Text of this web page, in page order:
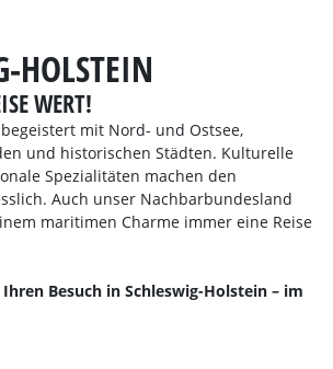
HOLSTEIN
WERT!
mit Nord- und Ostsee,
und historischen Städten. Kulturelle
Spezialitäten machen den
Auch unser Nachbarbundesland
maritimen Charme immer eine Reise
Besuch in Schleswig-Holstein – im